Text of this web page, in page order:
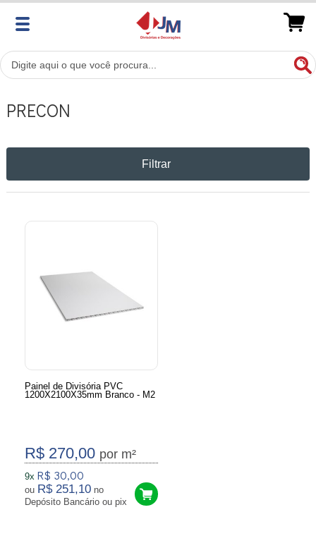
PRECON
Filtrar
Painel de Divisória PVC
1200X2100X35mm Branco - M2
R$ 270,00 por m²
9x R$ 30,00
ou R$ 251,10 no
Depósito Bancário ou pix